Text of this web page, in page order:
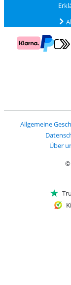
Zahlung
Allgemeine
Über
©